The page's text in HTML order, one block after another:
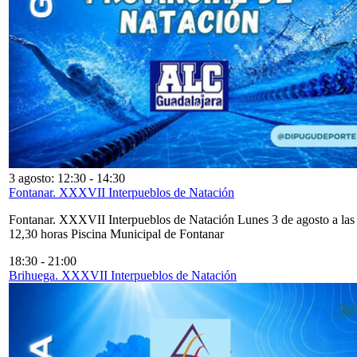
3 agosto: 12:30 - 14:30
Fontanar. XXXVII Interpueblos de Natación
Fontanar. XXXVII Interpueblos de Natación Lunes 3 de agosto a las
12,30 horas Piscina Municipal de Fontanar
18:30 - 21:00
Brihuega. XXXVII Interpueblos de Natación